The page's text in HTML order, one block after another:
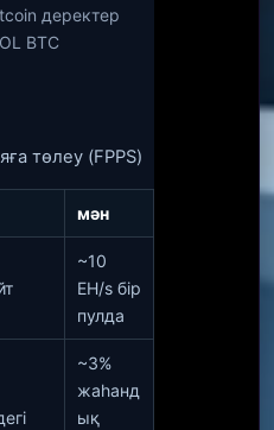
деректер
BTC
төлеу (FPPS)
мән
~10
EH/s бір
пулда
~3%
жаһанд
ық